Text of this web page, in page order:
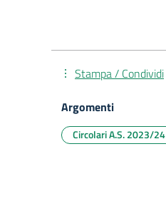
Stampa / Condividi
Argomenti
Circolari A.S. 2023/24